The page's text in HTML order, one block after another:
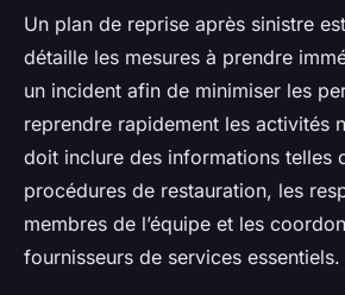
Un plan de reprise après sinistre
détaille les mesures à prendre
un incident afin de minimiser les
reprendre rapidement les activités
doit inclure des informations telles
procédures de restauration, les
membres de l’équipe et les
fournisseurs de services essentiels.